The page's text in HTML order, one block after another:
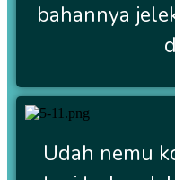
bahannya
Udah nemu